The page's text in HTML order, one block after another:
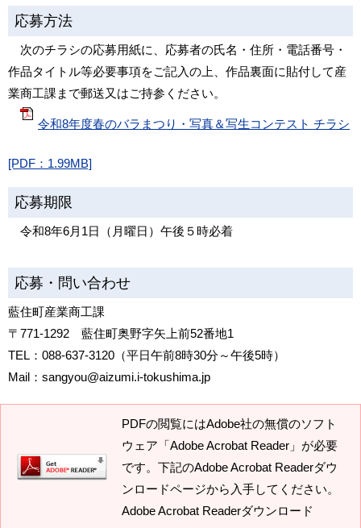
応募方法
次のチラシの応募用紙に、応募者の氏名・住所・電話番号・
作品タイトル等必要事項をご記入の上、作品裏面に貼付して産
業商工課まで郵送又はご持参ください。
令和8年度春のバラまつり・写真＆写生コンテスト チラシ
[PDF：1.99MB]
応募期限
令和8年6月1日（月曜日）午後５時必着
応募・問い合わせ
藍住町産業商工課
〒771-1292 藍住町奥野字矢上前52番地1
TEL：088-637-3120（平日午前8時30分～午後5時）
Mail：sangyou@aizumi.i-tokushima.jp
PDFの閲覧にはAdobe社の無償のソフト
ウェア「Adobe Acrobat Reader」が必要
です。下記のAdobe Acrobat Readerダウ
ンロードページから入手してください。
Adobe Acrobat Readerダウンロード